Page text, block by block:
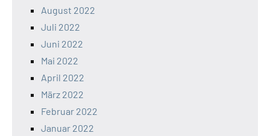
August 2022
Juli 2022
Juni 2022
Mai 2022
April 2022
März 2022
Februar 2022
Januar 2022